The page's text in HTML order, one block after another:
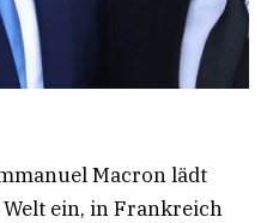
Macron lädt
ein, in Frankreich